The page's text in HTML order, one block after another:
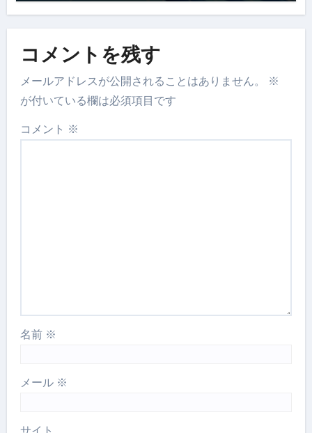
コメントを残す
メールアドレスが公開されることはありません。
※
が付いている欄は必須項目です
コメント ※
名前 ※
メール ※